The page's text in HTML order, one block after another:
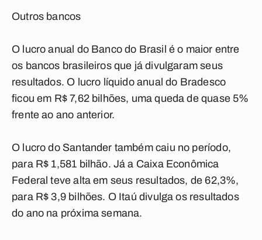
Outros bancos
O lucro anual do Banco do Brasil é o maior entre
os bancos brasileiros que já divulgaram seus
resultados. O lucro líquido anual do Bradesco
ficou em R$ 7,62 bilhões, uma queda de quase 5%
frente ao ano anterior.
O lucro do Santander também caiu no período,
para R$ 1,581 bilhão. Já a Caixa Econômica
Federal teve alta em seus resultados, de 62,3%,
para R$ 3,9 bilhões. O Itaú divulga os resultados
do ano na próxima semana.